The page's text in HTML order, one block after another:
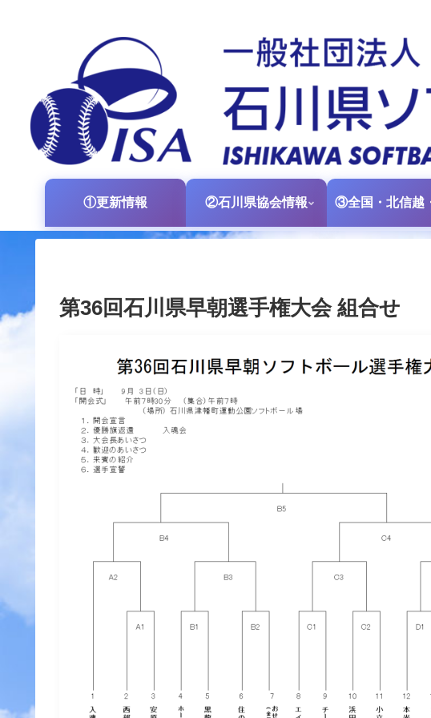
①更新情報 ②石川県協会情報
第36回石川県早朝選手権大会 組合せ